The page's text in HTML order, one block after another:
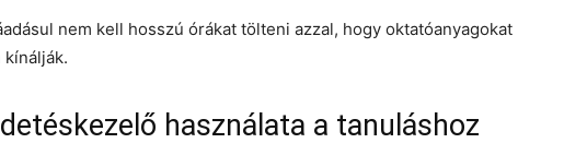
nem kell hosszú órákat tölteni azzal, hogy oktatóanyagokat
használata a tanuláshoz